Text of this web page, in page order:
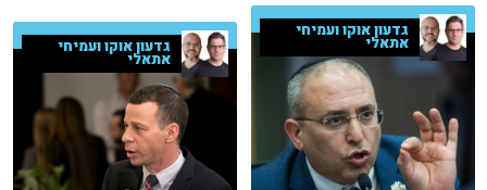
גדעון אוקו ועמיחי
אתאלי גדעון אוקו ועמיחי
אתאלי